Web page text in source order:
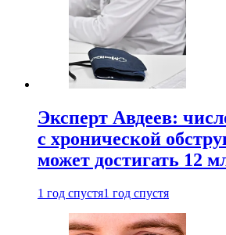
Эксперт Авдеев:
с хронической
может достигать 12
1 год спустя1 год спустя